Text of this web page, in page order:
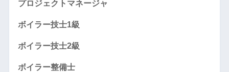
プロジェクトマネージャ
ボイラー技士1級
ボイラー技士2級
ボイラー整備士